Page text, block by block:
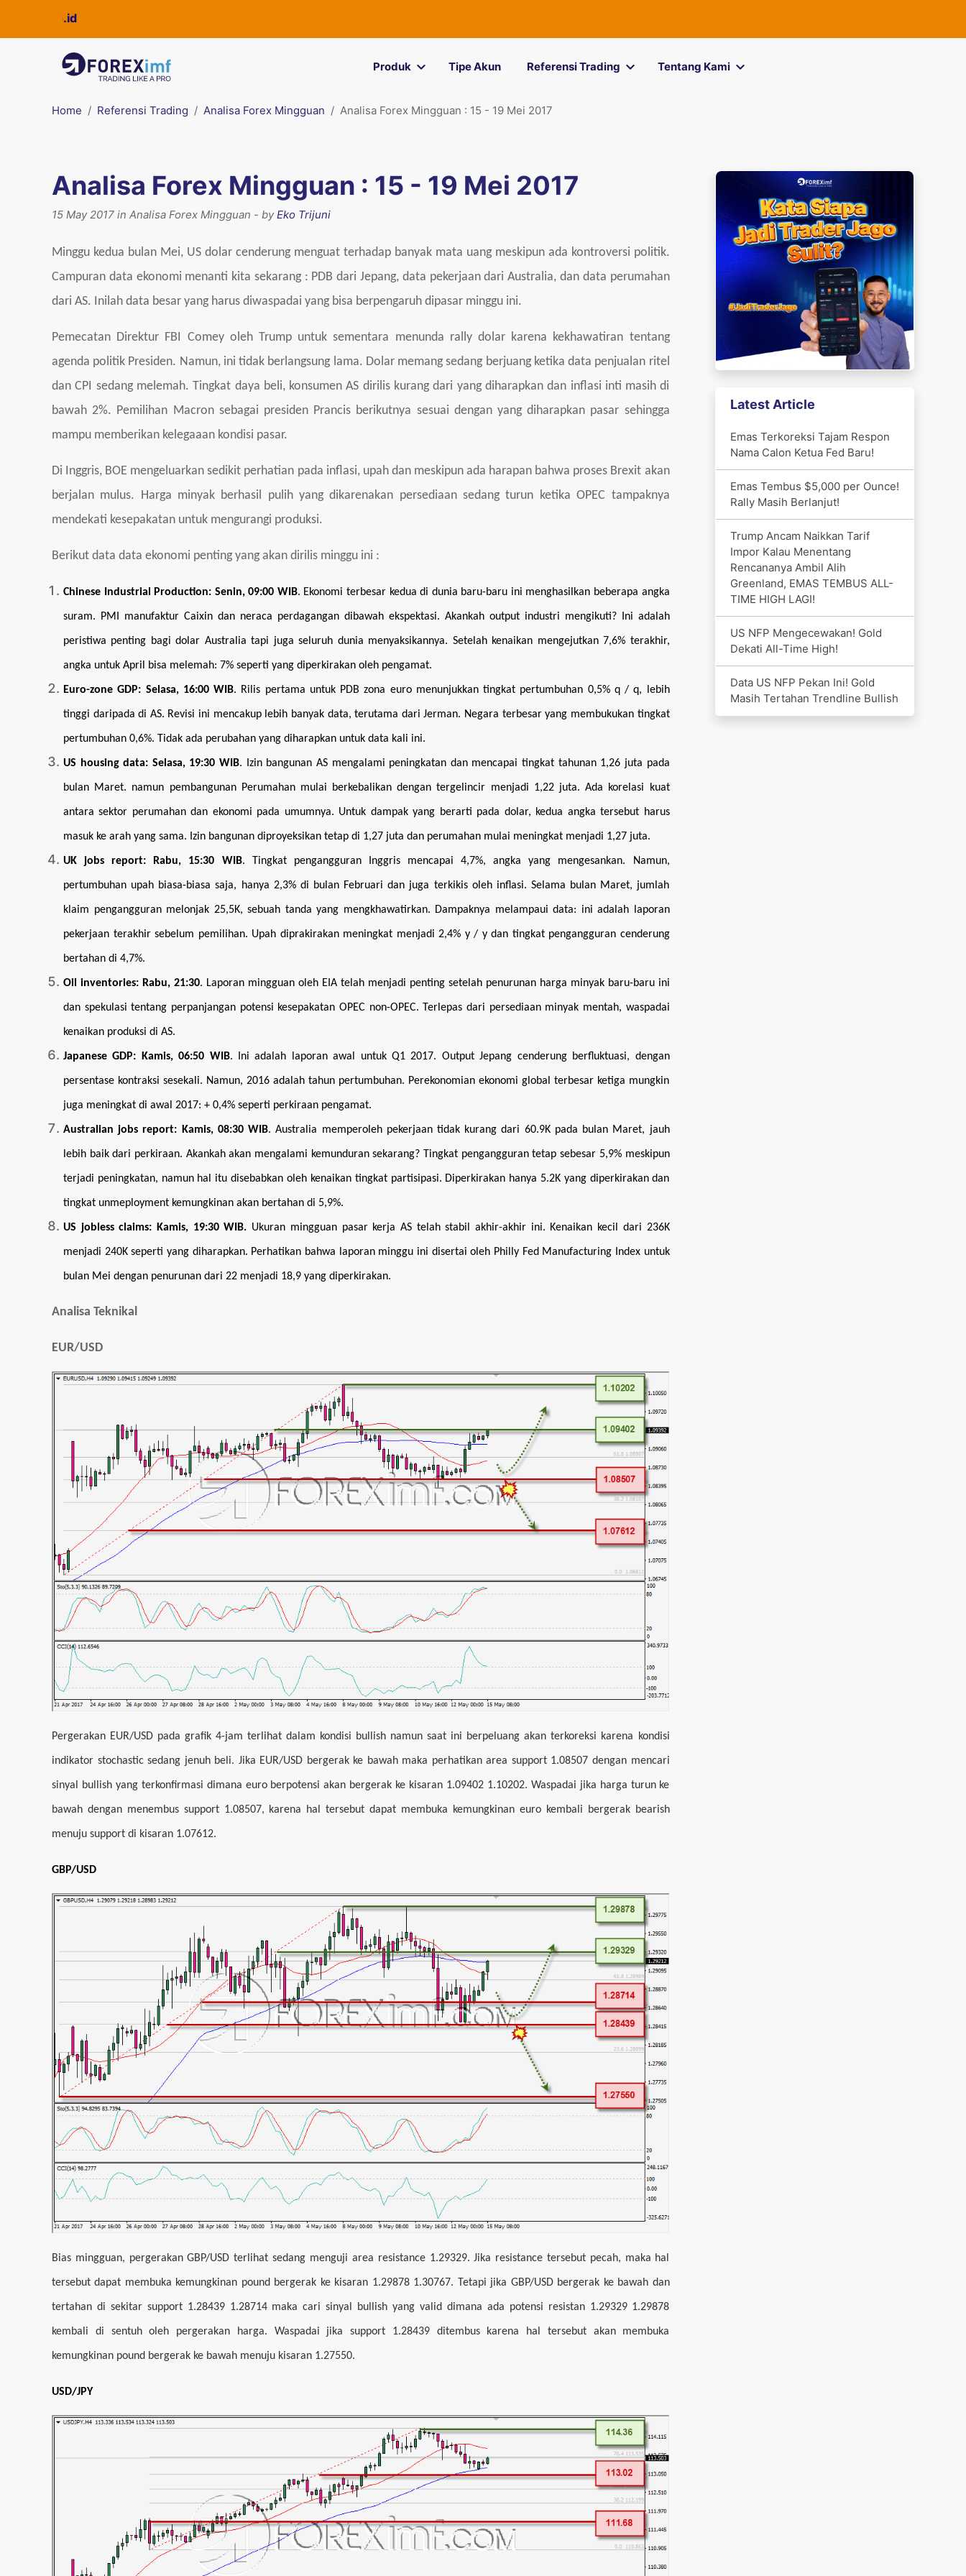
Produk Tipe Akun Referensi Trading Tentang Kami
Home Referensi Trading Analisa Forex Mingguan Analisa Forex Mingguan : 15 - 19 Mei 2017
Analisa Forex Mingguan : 15 - 19 Mei 2017
15 May 2017 in Analisa Forex Mingguan - byEko Trijuni
Minggu kedua bulan Mei, US dolar cenderung menguat terhadap banyak mata uang meskipun ada kontroversi politik.
Campuran data ekonomi menanti kita sekarang : PDB dari Jepang, data pekerjaan dari Australia, dan data perumahan
dari AS. Inilah data besar yang harus diwaspadai yang bisa berpengaruh dipasar minggu ini.
Pemecatan Direktur FBI Comey oleh Trump untuk sementara menunda rally dolar karena kekhawatiran tentang
agenda politik Presiden. Namun, ini tidak berlangsung lama. Dolar memang sedang berjuang ketika data penjualan ritel
dan CPI sedang melemah. Tingkat daya beli, konsumen AS dirilis kurang dari yang diharapkan dan inflasi inti masih di
bawah 2%. Pemilihan Macron sebagai presiden Prancis berikutnya sesuai dengan yang diharapkan pasar sehingga
mampu memberikan kelegaaan kondisi pasar.
Di Inggris, BOE mengeluarkan sedikit perhatian pada inflasi, upah dan meskipun ada harapan bahwa proses Brexit akan
berjalan mulus. Harga minyak berhasil pulih yang dikarenakan persediaan sedang turun ketika OPEC tampaknya
mendekati kesepakatan untuk mengurangi produksi.
Berikut data data ekonomi penting yang akan dirilis minggu ini :
Chinese Industrial Production: Senin, 09:00 WIB. Ekonomi terbesar kedua di dunia baru-baru ini menghasilkan beberapa angka
suram. PMI manufaktur Caixin dan neraca perdagangan dibawah ekspektasi. Akankah output industri mengikuti? Ini adalah
peristiwa penting bagi dolar Australia tapi juga seluruh dunia menyaksikannya. Setelah kenaikan mengejutkan 7,6% terakhir,
angka untuk April bisa melemah: 7% seperti yang diperkirakan oleh pengamat.
Euro-zone GDP: Selasa, 16:00 WIB. Rilis pertama untuk PDB zona euro menunjukkan tingkat pertumbuhan 0,5% q / q, lebih
tinggi daripada di AS. Revisi ini mencakup lebih banyak data, terutama dari Jerman. Negara terbesar yang membukukan tingkat
pertumbuhan 0,6%. Tidak ada perubahan yang diharapkan untuk data kali ini.
US housing data: Selasa, 19:30 WIB. Izin bangunan AS mengalami peningkatan dan mencapai tingkat tahunan 1,26 juta pada
bulan Maret. namun pembangunan Perumahan mulai berkebalikan dengan tergelincir menjadi 1,22 juta. Ada korelasi kuat
antara sektor perumahan dan ekonomi pada umumnya. Untuk dampak yang berarti pada dolar, kedua angka tersebut harus
masuk ke arah yang sama. Izin bangunan diproyeksikan tetap di 1,27 juta dan perumahan mulai meningkat menjadi 1,27 juta.
UK jobs report: Rabu, 15:30 WIB. Tingkat pengangguran Inggris mencapai 4,7%, angka yang mengesankan. Namun,
pertumbuhan upah biasa-biasa saja, hanya 2,3% di bulan Februari dan juga terkikis oleh inflasi. Selama bulan Maret, jumlah
klaim pengangguran melonjak 25,5K, sebuah tanda yang mengkhawatirkan. Dampaknya melampaui data: ini adalah laporan
pekerjaan terakhir sebelum pemilihan. Upah diprakirakan meningkat menjadi 2,4% y / y dan tingkat pengangguran cenderung
bertahan di 4,7%.
Oil inventories: Rabu, 21:30. Laporan mingguan oleh EIA telah menjadi penting setelah penurunan harga minyak baru-baru ini
dan spekulasi tentang perpanjangan potensi kesepakatan OPEC non-OPEC. Terlepas dari persediaan minyak mentah, waspadai
kenaikan produksi di AS.
Japanese GDP: Kamis, 06:50 WIB. Ini adalah laporan awal untuk Q1 2017. Output Jepang cenderung berfluktuasi, dengan
persentase kontraksi sesekali. Namun, 2016 adalah tahun pertumbuhan. Perekonomian ekonomi global terbesar ketiga mungkin
juga meningkat di awal 2017: + 0,4% seperti perkiraan pengamat.
Australian jobs report: Kamis, 08:30 WIB. Australia memperoleh pekerjaan tidak kurang dari 60.9K pada bulan Maret, jauh
lebih baik dari perkiraan. Akankah akan mengalami kemunduran sekarang? Tingkat pengangguran tetap sebesar 5,9% meskipun
terjadi peningkatan, namun hal itu disebabkan oleh kenaikan tingkat partisipasi. Diperkirakan hanya 5.2K yang diperkirakan dan
tingkat unmeployment kemungkinan akan bertahan di 5,9%.
US jobless claims: Kamis, 19:30 WIB. Ukuran mingguan pasar kerja AS telah stabil akhir-akhir ini. Kenaikan kecil dari 236K
menjadi 240K seperti yang diharapkan. Perhatikan bahwa laporan minggu ini disertai oleh Philly Fed Manufacturing Index untuk
bulan Mei dengan penurunan dari 22 menjadi 18,9 yang diperkirakan.
Analisa Teknikal
EUR/USD
Pergerakan EUR/USD pada grafik 4-jam terlihat dalam kondisi bullish namun saat ini berpeluang akan terkoreksi karena kondisi
indikator stochastic sedang jenuh beli. Jika EUR/USD bergerak ke bawah maka perhatikan area support 1.08507 dengan mencari
sinyal bullish yang terkonfirmasi dimana euro berpotensi akan bergerak ke kisaran 1.09402 1.10202. Waspadai jika harga turun ke
bawah dengan menembus support 1.08507, karena hal tersebut dapat membuka kemungkinan euro kembali bergerak bearish
menuju support di kisaran 1.07612.
GBP/USD
Bias mingguan, pergerakan GBP/USD terlihat sedang menguji area resistance 1.29329. Jika resistance tersebut pecah, maka hal
tersebut dapat membuka kemungkinan pound bergerak ke kisaran 1.29878 1.30767. Tetapi jika GBP/USD bergerak ke bawah dan
tertahan di sekitar support 1.28439 1.28714 maka cari sinyal bullish yang valid dimana ada potensi resistan 1.29329 1.29878
kembali di sentuh oleh pergerakan harga. Waspadai jika support 1.28439 ditembus karena hal tersebut akan membuka
kemungkinan pound bergerak ke bawah menuju kisaran 1.27550.
USD/JPY
Latest Article
Emas Terkoreksi Tajam Respon
Nama Calon Ketua Fed Baru!
Emas Tembus $5,000 per Ounce!
Rally Masih Berlanjut!
Trump Ancam Naikkan Tarif
Impor Kalau Menentang
Rencananya Ambil Alih
Greenland, EMAS TEMBUS ALL-
TIME HIGH LAGI!
US NFP Mengecewakan! Gold
Dekati All-Time High!
Data US NFP Pekan Ini! Gold
Masih Tertahan Trendline Bullish